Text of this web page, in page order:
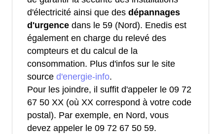
d'électricité ainsi que des dépannages
d'urgence dans le 59 (Nord). Enedis est
également en charge du relevé des
compteurs et du calcul de la
consommation. Plus d'infos sur le site
source d'energie-info.
Pour les joindre, il suffit d'appeler le 09 72
67 50 XX (où XX correspond à votre code
postal). Par exemple, en Nord, vous
devez appeler le 09 72 67 50 59.